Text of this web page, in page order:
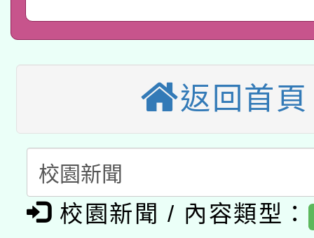
用水績優單位及節水達
動」
桃園市孔廟祈福系列
本校115學年度第2次
招甄選結果公告(無人
招)
適應運動共學行動站研
本館辦理115年度閱讀
暨閱讀推動專業研習
科技賦能─人工智慧
礎課程
A3數位素養講師名單
「數位內容與教學軟
返回首頁
校園新聞 / 內容類型：